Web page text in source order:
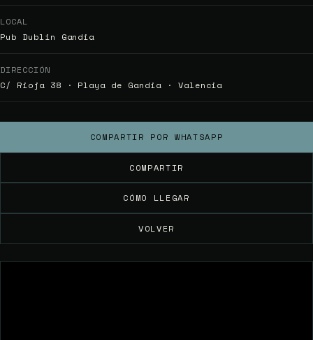
LOCAL
Pub Dublin Gandia
DIRECCIÓN
C/ Rioja 38 · Playa de Gandia · Valencia
COMPARTIR POR WHATSAPP
COMPARTIR
CÓMO LLEGAR
VOLVER